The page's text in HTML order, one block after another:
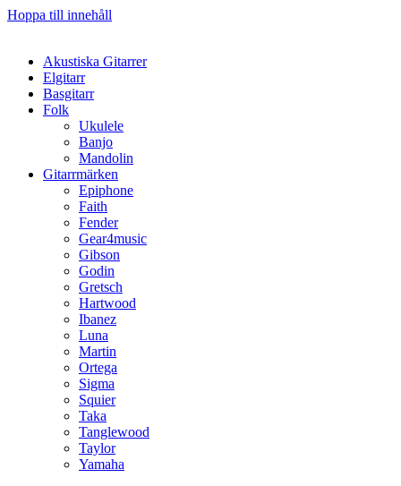
Hoppa till innehåll
Akustiska Gitarrer
Elgitarr
Basgitarr
Folk
Ukulele
Banjo
Mandolin
Gitarrmärken
Epiphone
Faith
Fender
Gear4music
Gibson
Godin
Gretsch
Hartwood
Ibanez
Luna
Martin
Ortega
Sigma
Squier
Taka
Tanglewood
Taylor
Yamaha